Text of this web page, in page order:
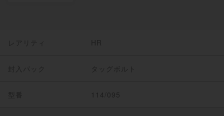
レアリティ HR
封入パック タッグボルト
型番 114/095